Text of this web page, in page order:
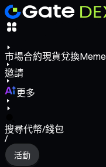
市場合約現貨兌換Meme
邀請
更多
搜尋代幣/錢包
/
活動